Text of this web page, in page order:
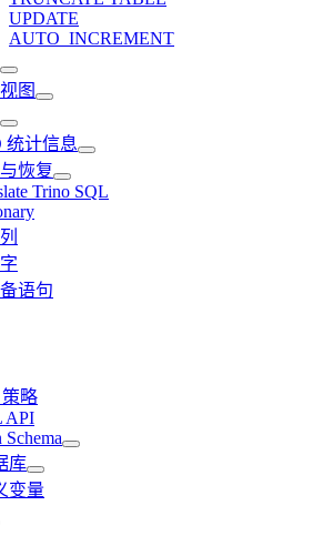
UPDATE
AUTO_INCREMENT
图
统计信息
恢复
Trino SQL
语句
略
API
库
变量